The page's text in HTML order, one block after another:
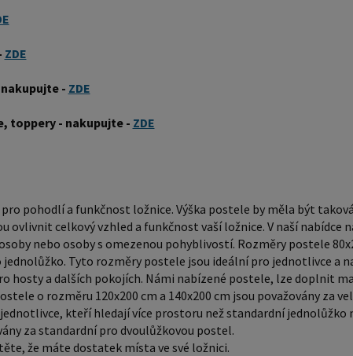
výrobu postelí nebo
oblíbené pro svůj přírodní
Klasická postel je typ
základních částí: rámu,
být vyroben z různých
laminátu. Do rámu se
rošt a může být vyrobena
ZDE
- ZDE
toppery - nakupujte - ZDE
pohodlí a funkčnost ložnice. Výška postele by měla být
ovlivnit celkový vzhled a funkčnost vaší ložnice. V naší nabídce
nebo osoby s omezenou pohyblivostí. Rozměry postele
jednolůžko. Tyto rozměry postele jsou ideální pro jednotlivce a
hosty a dalších pokojích. Námi nabízené postele, lze doplnit
o rozměru 120x200 cm a 140x200 cm jsou považovány za
kteří hledají více prostoru než standardní jednolůžko
za standardní pro dvoulůžkovou postel.
že máte dostatek místa ve své ložnici.